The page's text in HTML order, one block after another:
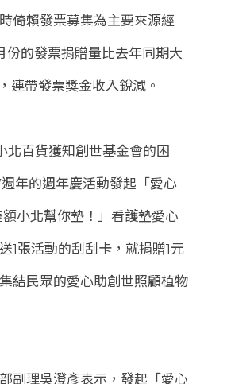
倚賴發票募集為主要來源經
份的發票捐贈量比去年同期大
連帶發票獎金收入銳減。
北百貨獲知創世基金會的困
年的週年慶活動發起「愛心
小北幫你墊！」看護墊愛心
1張活動的刮刮卡，就捐贈1元
結民眾的愛心助創世照顧植物
副理吳澄彥表示，發起「愛心